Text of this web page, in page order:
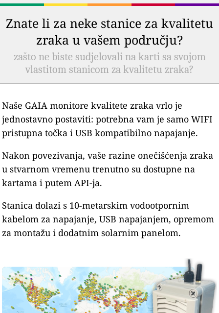
Znate li za neke stanice za kvalitetu
zraka u vašem području?
zašto ne biste sudjelovali na karti sa svojom
vlastitom stanicom za kvalitetu zraka?
Naše GAIA monitore kvalitete zraka vrlo je
jednostavno postaviti: potrebna vam je samo WIFI
pristupna točka i USB kompatibilno napajanje.
Nakon povezivanja, vaše razine onečišćenja zraka
u stvarnom vremenu trenutno su dostupne na
kartama i putem API-ja.
Stanica dolazi s 10-metarskim vodootpornim
kabelom za napajanje, USB napajanjem, opremom
za montažu i dodatnim solarnim panelom.